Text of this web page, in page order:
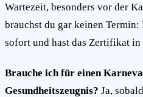
Wartezeit, besonders vor der
brauchst du gar keinen
sofort und hast das Zertifikat
Brauche ich für einen
Gesundheitszeugnis? Ja,